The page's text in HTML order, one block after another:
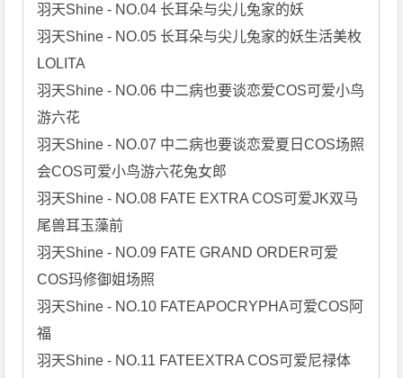
羽天Shine - NO.04 长耳朵与尖儿兔家的妖
羽天Shine - NO.05 长耳朵与尖儿兔家的妖生活美枚
LOLITA
羽天Shine - NO.06 中二病也要谈恋爱COS可爱小鸟
游六花
羽天Shine - NO.07 中二病也要谈恋爱夏日COS场照
会COS可爱小鸟游六花兔女郎
羽天Shine - NO.08 FATE EXTRA COS可爱JK双马
尾兽耳玉藻前
羽天Shine - NO.09 FATE GRAND ORDER可爱
COS玛修御姐场照
羽天Shine - NO.10 FATEAPOCRYPHA可爱COS阿
福
羽天Shine - NO.11 FATEEXTRA COS可爱尼禄体